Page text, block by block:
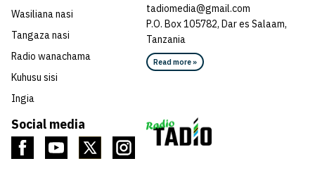
Social media
Wasiliana nasi
Tangaza nasi
Radio wanachama
Kuhusu sisi
Ingia
tadiomedia@gmail.com
P.O. Box 105782, Dar es Salaam,
Tanzania
Read more »